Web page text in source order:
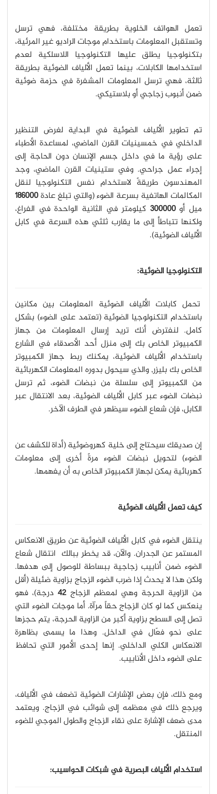
تعمل الهواتف الخلوية بطريقة مختلفة، فهي ترسل
وتستقبل المعلومات باستخدام موجات الراديو غير المرئية،
بتكنولوجيا يطلق عليها التكنولوجيا اللاسلكية لعدم
استخدامها الكابلات، بينما تعمل الألياف الضوئية بطريقة
ثالثة، فهي ترسل المعلومات المشفرة في حزمة ضوئية
ضمن أنبوب زجاجي أو بلاستيكي.
تم تطوير الألياف الضوئية في البداية لغرض التنظير
الداخلي في خمسينيات القرن الماضي، لمساعدة الأطباء
على رؤية ما في داخل جسم الإنسان دون الحاجة إلى
إجراء عمل جراحي. وفي ستينيات القرن الماضي، وجد
المهندسون طريقةً لاستخدام نفس التكنولوجيا لنقل
المكالمات الهاتفية بسرعة الضوء (والتي تبلغ عادة186000
ميل أو300000 كيلومتر في الثانية الواحدة في الفراغ،
ولكنها تتباطأ إلى ما يقارب ثلثي هذه السرعة في كابل
الألياف الضوئية).
التكنولوجيا الضوئية:
تحمل كابلات الألياف الضوئية المعلومات بين مكانين
باستخدام التكنولوجيا الضوئية (تعتمد على الضوء) بشكل
كامل. لنفترض أنك تريد إرسال المعلومات من جهاز
الكمبيوتر الخاص بك إلى منزل أحد الأصدقاء في الشارع
باستخدام الألياف الضوئية، يمكنك ربط جهاز الكمبيوتر
الخاص بك بليزر, والذي سيحول بدوره المعلومات الكهربائية
من الكمبيوتر إلى سلسلة من نبضات الضوء، ثم ترسل
نبضات الضوء عبر كابل الألياف الضوئية، بعد الانتقال عبر
الكابل، فإن شعاع الضوء سيظهر في الطرف الآخر.
إن صديقك سيحتاج إلى خلية كهروضوئية (أداة للكشف عن
الضوء) لتحويل نبضات الضوء مرةً أخرى إلى معلومات
كهربائية يمكن لجهاز الكمبيوتر الخاص به أن يفهمها.
كيف تعمل الألياف الضوئية
ينتقل الضوء في كابل الألياف الضوئية عن طريق الانعكاس
المستمر عن الجدران. والآن، قد يخطر ببالك انتقال شعاع
الضوء ضمن أنابيب زجاجية ببساطة للوصول إلى هدفها.
ولكن هذا لا يحدث إذا ضرب الضوء الزجاج بزاوية ضئيلة (أقل
من الزاوية الحرجة وهي لمعظم الزجاج42 درجة)، فهو
ينعكس كما لو كان الزجاج حقاً مرآة. أما موجات الضوء التي
تصل إلى السطح بزاوية أكبر من الزاوية الحرجة، يتم حجزها
على نحو فعّال في الداخل. وهذا ما يسمى بظاهرة
الانعكاس الكلي الداخلي. إنها إحدى الأمور التي تحافظ
على الضوء داخل الأنابيب.
ومع ذلك، فإن بعض الإشارات الضوئية تضعف في الألياف،
ويرجع ذلك في معظمه إلى شوائب في الزجاج. ويعتمد
مدى ضعف الإشارة على نقاء الزجاج والطول الموجي للضوء
المنتقل.
استخدام الألياف البصرية في شبكات الحواسيب: